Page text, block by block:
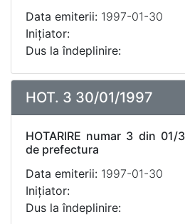
Data emiterii: 1997-01-30
Inițiator:
Dus la îndeplinire:
HOT. 3 30/01/1997
HOTARIRE numar 3 din 01/
de prefectura
Data emiterii: 1997-01-30
Inițiator:
Dus la îndeplinire: